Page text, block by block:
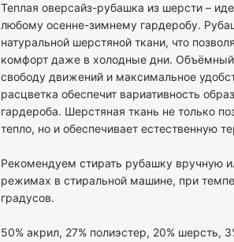
Теплая оверсайз-рубашка из шерсти –
любому осенне-зимнему гардеробу.
натуральной шерстяной ткани, что
комфорт даже в холодные дни. Объёмный
свободу движений и максимальное
расцветка обеспечит вариативность
гардероба. Шерстяная ткань не только
тепло, но и обеспечивает естественную
Рекомендуем стирать рубашку вручную
режимах в стиральной машине, при
градусов.
50% акрил, 27% полиэстер, 20% шерсть,